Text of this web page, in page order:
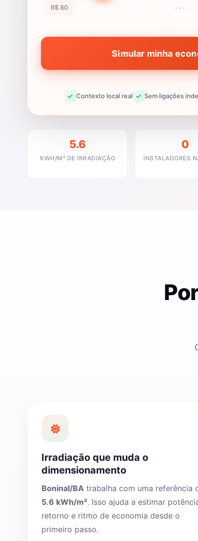
R$ 80 •••
Simular minha
Contexto local real Sem ligações
5.6
KWH/M² DE IRRADIAÇÃO
0
INSTALADORES
Irradiação que muda o
dimensionamento
Boninal/BA trabalha com uma referência
5.6 kWh/m². Isso ajuda a estimar
retorno e ritmo de economia desde o
primeiro passo.